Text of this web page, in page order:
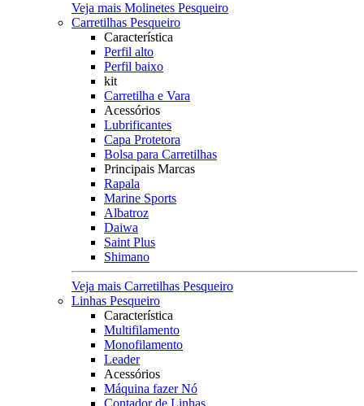
Veja mais Molinetes Pesqueiro
Carretilhas Pesqueiro
Característica
Perfil alto
Perfil baixo
kit
Carretilha e Vara
Acessórios
Lubrificantes
Capa Protetora
Bolsa para Carretilhas
Principais Marcas
Rapala
Marine Sports
Albatroz
Daiwa
Saint Plus
Shimano
Veja mais Carretilhas Pesqueiro
Linhas Pesqueiro
Característica
Multifilamento
Monofilamento
Leader
Acessórios
Máquina fazer Nó
Contador de Linhas